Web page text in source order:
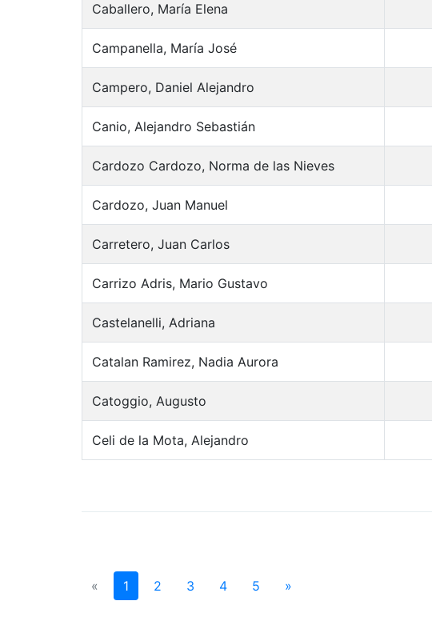
Caballero, María Elena
Campanella, María José
Campero, Daniel Alejandro
Canio, Alejandro Sebastián
Cardozo Cardozo, Norma de las Nieves
Cardozo, Juan Manuel
Carretero, Juan Carlos
Carrizo Adris, Mario Gustavo
Castelanelli, Adriana
Catalan Ramirez, Nadia Aurora
Catoggio, Augusto
Celi de la Mota, Alejandro
« 1 2 3 4 5 »